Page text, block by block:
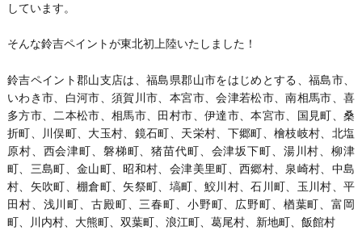
しています。
そんな鈴吉ペイントが東北初上陸いたしました！
鈴吉ペイント郡山支店は、福島県郡山市をはじめとする、福島市、
いわき市、白河市、須賀川市、本宮市、会津若松市、南相馬市、喜
多方市、二本松市、相馬市、田村市、伊達市、本宮市、国見町、桑
折町、川俣町、大玉村、鏡石町、天栄村、下郷町、檜枝岐村、北塩
原村、西会津町、磐梯町、猪苗代町、会津坂下町、湯川村、柳津
町、三島町、金山町、昭和村、会津美里町、西郷村、泉崎村、中島
村、矢吹町、棚倉町、矢祭町、塙町、鮫川村、石川町、玉川村、平
田村、浅川町、古殿町、三春町、小野町、広野町、楢葉町、富岡
町、川内村、大熊町、双葉町、浪江町、葛尾村、新地町、飯館村